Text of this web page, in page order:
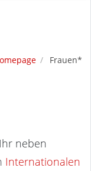
Frauen*
neben
Internationalen